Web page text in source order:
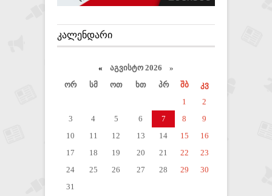
ᲙᲐᲚᲔᲜᲓᲐᲠᲘ
« აგვისტო 2026 »
ორ
სმ ოთ ხთ პრ შბ
კვ
1
2
3
4 5 6 7 8
9
10
11 12 13 14 15
16
17
18 19 20 21 22
23
24
25 26 27 28 29
30
31